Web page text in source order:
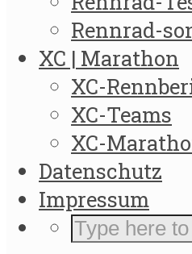
Rennrad-
XC | Marathon
XC-
XC-Teams
XC-
Datenschutz
Impressum